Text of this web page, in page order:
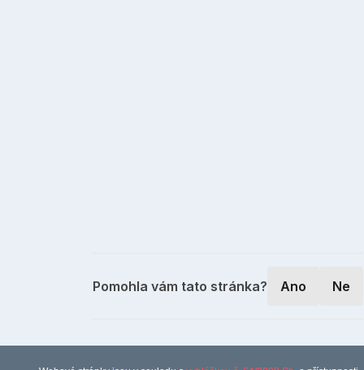
Pomohla vám tato stránka? Ano Ne